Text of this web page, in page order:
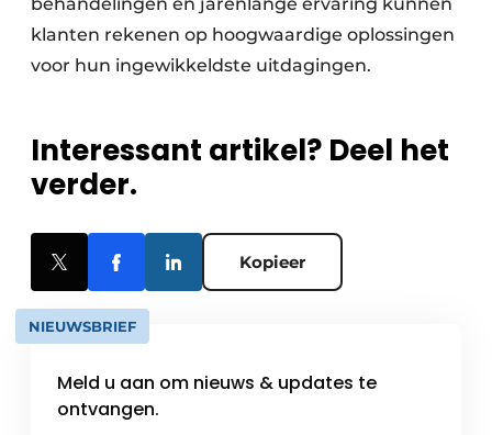
klanten rekenen op hoogwaardige oplossingen
voor hun ingewikkeldste uitdagingen.
Interessant artikel? Deel het
verder.
Kopieer
NIEUWSBRIEF
Meld u aan om nieuws & updates te
ontvangen.